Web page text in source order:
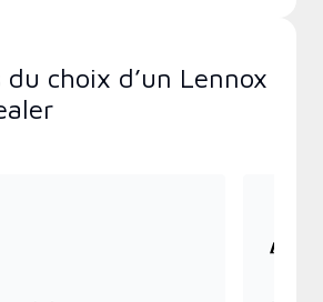
choix d’un Lennox